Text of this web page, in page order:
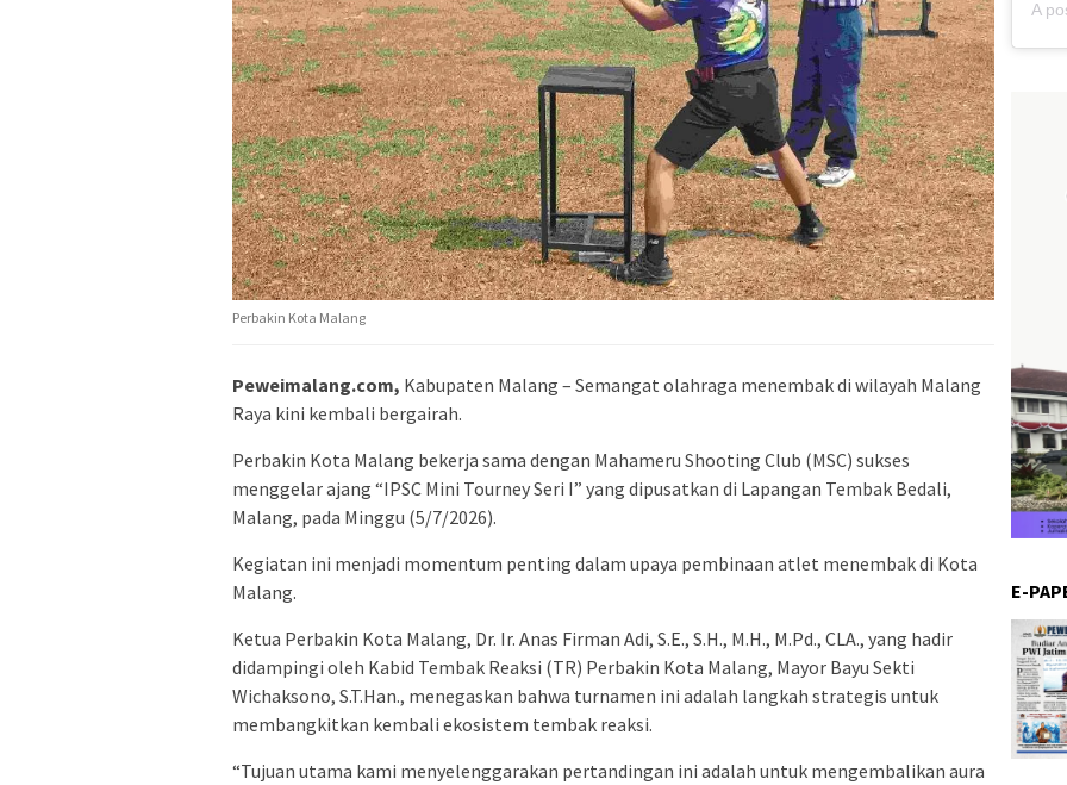
Perbakin Kota Malang
Peweimalang.com, Kabupaten Malang – Semangat olahraga menembak di wilayah Malang
Raya kini kembali bergairah.
Perbakin Kota Malang bekerja sama dengan Mahameru Shooting Club (MSC) sukses
menggelar ajang “IPSC Mini Tourney Seri I” yang dipusatkan di Lapangan Tembak Bedali,
Malang, pada Minggu (5/7/2026).
Kegiatan ini menjadi momentum penting dalam upaya pembinaan atlet menembak di Kota
Malang.
Ketua Perbakin Kota Malang, Dr. Ir. Anas Firman Adi, S.E., S.H., M.H., M.Pd., CLA., yang hadir
didampingi oleh Kabid Tembak Reaksi (TR) Perbakin Kota Malang, Mayor Bayu Sekti
Wichaksono, S.T.Han., menegaskan bahwa turnamen ini adalah langkah strategis untuk
membangkitkan kembali ekosistem tembak reaksi.
“Tujuan utama kami menyelenggarakan pertandingan ini adalah untuk mengembalikan aura
E-